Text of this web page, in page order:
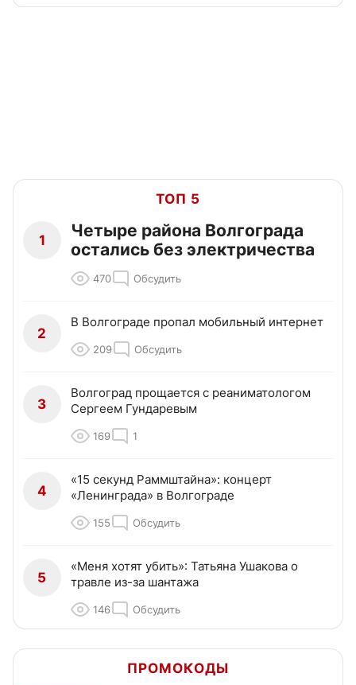
ТОП 5
1
Четыре района Волгограда
остались без электричества
470 Обсудить
2
В Волгограде пропал мобильный интернет
209 Обсудить
3
Волгоград прощается с реаниматологом
Сергеем Гундаревым
169 1
4
«15 секунд Раммштайна»: концерт
«Ленинграда» в Волгограде
155 Обсудить
5
«Меня хотят убить»: Татьяна Ушакова о
травле из-за шантажа
146 Обсудить
ПРОМОКОДЫ